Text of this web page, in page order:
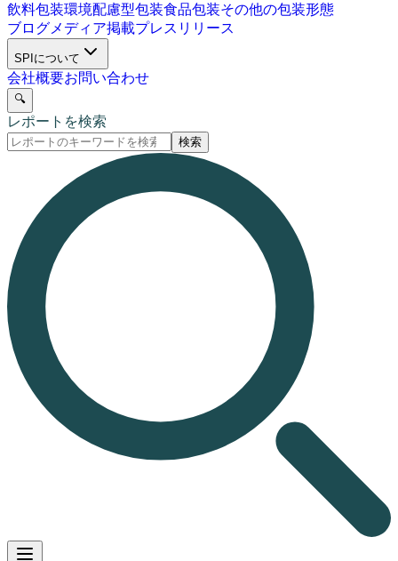
飲料包装環境配慮型包装食品包装その他の包装形態
ブログメディア掲載プレスリリース
SPIについて
会社概要お問い合わせ
🔍
レポートを検索
検索